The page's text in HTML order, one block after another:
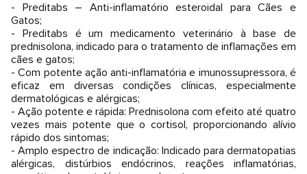
- Preditabs – Anti-inflamatório esteroidal para Cães e
Gatos;
- Preditabs é um medicamento veterinário à base de
prednisolona, indicado para o tratamento de inflamações em
cães e gatos;
- Com potente ação anti-inflamatória e imunossupressora, é
eficaz em diversas condições clínicas, especialmente
dermatológicas e alérgicas;
- Ação potente e rápida: Prednisolona com efeito até quatro
vezes mais potente que o cortisol, proporcionando alívio
rápido dos sintomas;
- Amplo espectro de indicação: Indicado para dermatopatias
alérgicas, distúrbios endócrinos, reações inflamatórias,